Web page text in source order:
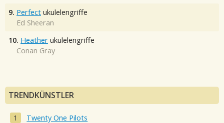
9. Perfect ukulelengriffe
Ed Sheeran
10. Heather ukulelengriffe
Conan Gray
TRENDKÜNSTLER
Twenty One Pilots